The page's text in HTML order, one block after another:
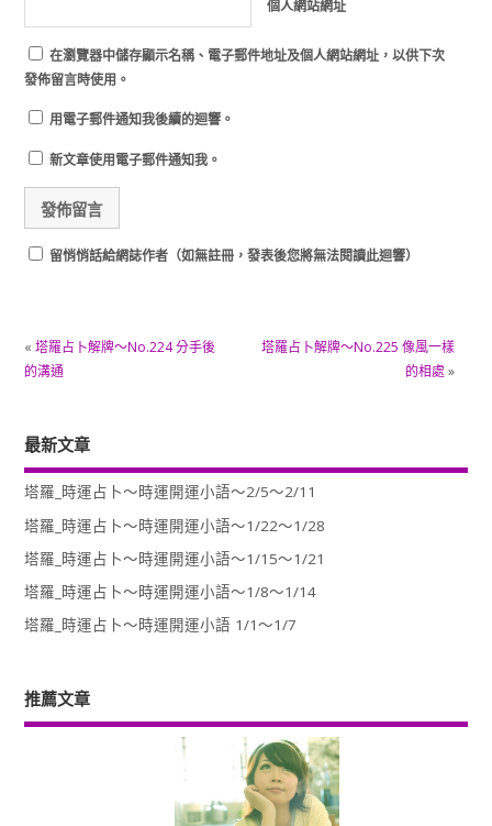
個人網站網址
在瀏覽器中儲存顯示名稱、電子郵件地址及個人網站網址，以供下次
發佈留言時使用。
用電子郵件通知我後續的迴響。
新文章使用電子郵件通知我。
留悄悄話給網誌作者（如無註冊，發表後您將無法閱讀此迴響）
« 塔羅占卜解牌～No.224 分手後
的溝通
塔羅占卜解牌～No.225 像風一樣
的相處»
最新文章
塔羅_時運占卜～時運開運小語～2/5～2/11
塔羅_時運占卜～時運開運小語～1/22～1/28
塔羅_時運占卜～時運開運小語～1/15～1/21
塔羅_時運占卜～時運開運小語～1/8～1/14
塔羅_時運占卜～時運開運小語 1/1～1/7
推薦文章